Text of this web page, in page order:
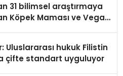
31 bilimsel araştırmaya
Köpek Maması ve Vegan
Uluslararası hukuk Filistin
çifte standart uyguluyor